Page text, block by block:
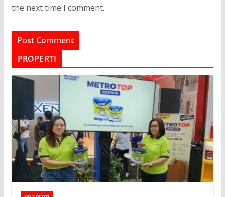
the next time I comment.
PROPERTI